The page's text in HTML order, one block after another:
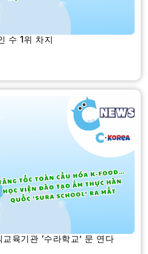
수 1위 차지
육기관 ‘수라학교’ 문 연다